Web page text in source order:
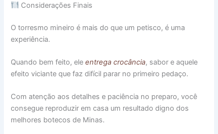
Considerações Finais
O torresmo mineiro é mais do que um petisco, é uma
experiência.
Quando bem feito, eleentrega crocância, sabor e aquele
efeito viciante que faz difícil parar no primeiro pedaço.
Com atenção aos detalhes e paciência no preparo, você
consegue reproduzir em casa um resultado digno dos
melhores botecos de Minas.